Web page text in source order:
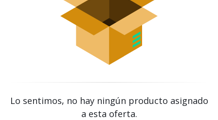
Lo sentimos, no hay ningún producto asignado
a esta oferta.